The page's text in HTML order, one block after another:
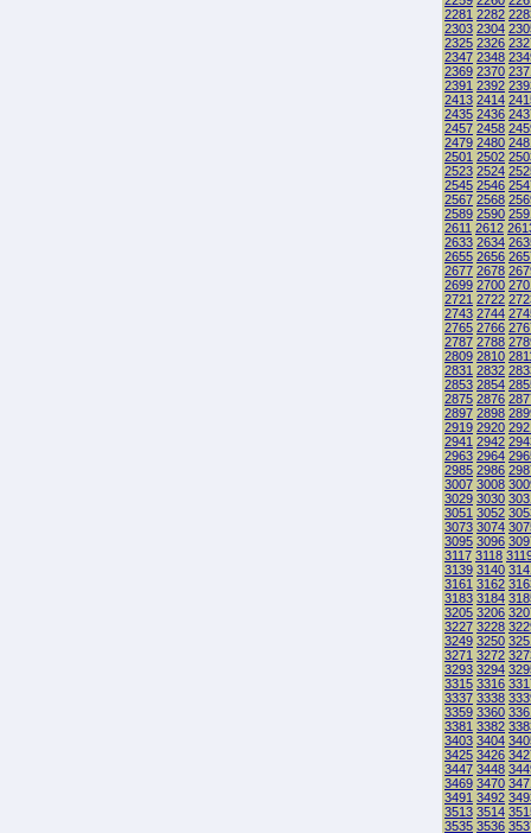
2281 2282
2303 2304
2325 2326
2347 2348
2369 2370
2391 2392
2413 2414
2435 2436
2457 2458
2479 2480
2501 2502
2523 2524
2545 2546
2567 2568
2589 2590
2611 2612
2633 2634
2655 2656
2677 2678
2699 2700
2721 2722
2743 2744
2765 2766
2787 2788
2809 2810
2831 2832
2853 2854
2875 2876
2897 2898
2919 2920
2941 2942
2963 2964
2985 2986
3007 3008
3029 3030
3051 3052
3073 3074
3095 3096
3117 3118
3139 3140
3161 3162
3183 3184
3205 3206
3227 3228
3249 3250
3271 3272
3293 3294
3315 3316
3337 3338
3359 3360
3381 3382
3403 3404
3425 3426
3447 3448
3469 3470
3491 3492
3513 3514
3535 3536